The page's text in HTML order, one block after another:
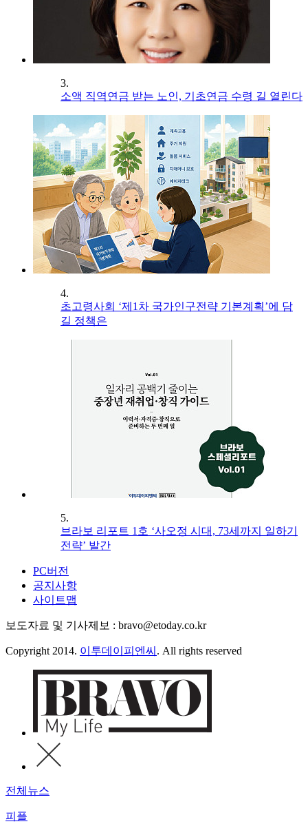
3.
소액 직역연금 받는 노인, 기초연금 수령 길 열린다
4.
초고령사회 ‘제1차 국가인구전략 기본계획’에 담
길 정책은
5.
브라보 리포트 1호 ‘사오정 시대, 73세까지 일하기
전략’ 발간
PC버전
공지사항
사이트맵
보도자료 및 기사제보 : bravo@etoday.co.kr
Copyright 2014. 이투데이피엔씨 . All rights reserved
전체뉴스
피플